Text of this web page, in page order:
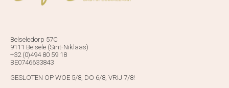
Belseledorp 57C
9111 Belsele (Sint-Niklaas)
+32 (0)494 80 59 18
BE0746633843
GESLOTEN OP WOE 5/8, DO 6/8, VRIJ 7/8!